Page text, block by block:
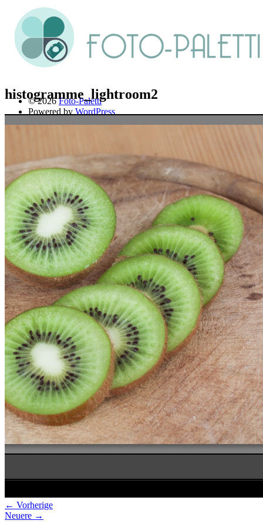
histogramme_lightroom2
← Vorherige
Neuere →
© 2026Foto-Paletti
Powered by WordPress
Theme: Renkon von
Elmastudio
Home
Portfolio
Florales
Menschen
Stadt und Land
Weitere Fotoblogs
Über mich
Impressum
Datenschutz
Suche
TAG CLOUD
Blogparade Blumen Buchempfehlung design DIY
Farben Filter Fotoprojekt Frühling Getestet
Gewinner Herbst InterviewKreativität
Lightroom lightroom tipps Makro Monochrom
Produkttest S-/W Schnee Schwarz-Weiß SEO Sommer
Stockfotografie Streetfotografie TopDogs